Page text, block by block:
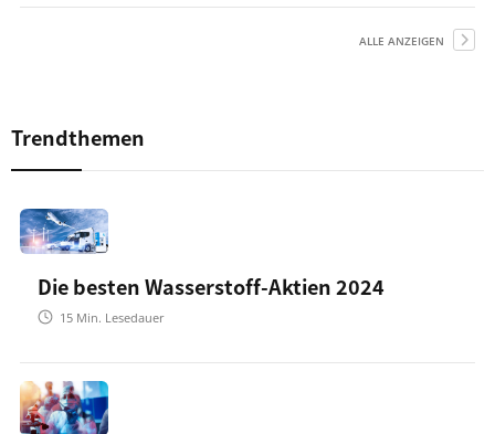
ALLE ANZEIGEN
Trendthemen
Die besten Wasserstoff-Aktien 2024
15 Min. Lesedauer